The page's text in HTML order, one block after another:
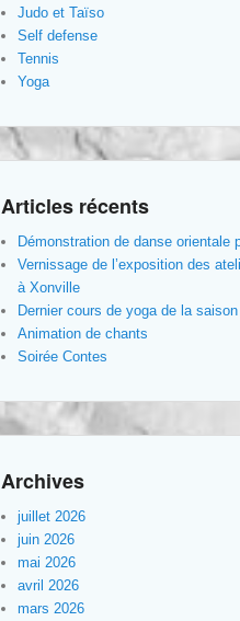
Judo et Taïso
Self defense
Tennis
Yoga
Articles récents
Démonstration de danse orientale
Vernissage de l’exposition des
à Xonville
Dernier cours de yoga de la
Animation de chants
Soirée Contes
Archives
juillet 2026
juin 2026
mai 2026
avril 2026
mars 2026